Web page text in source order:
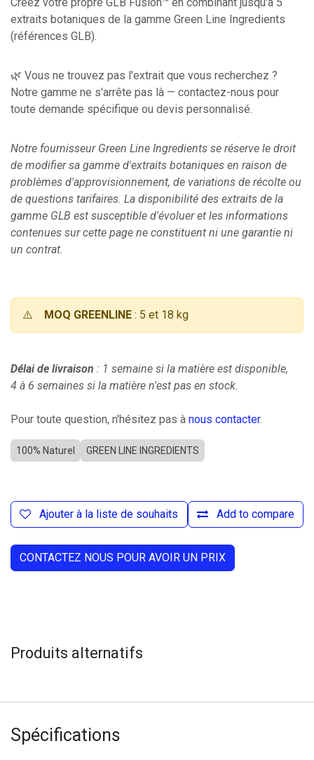
extraits botaniques de la gamme Green Line Ingredients
(références GLB).
🌿 Vous ne trouvez pas l'extrait que vous recherchez ?
Notre gamme ne s'arrête pas là — contactez-nous pour
toute demande spécifique ou devis personnalisé.
Notre fournisseur Green Line Ingredients se réserve le droit
de modifier sa gamme d'extraits botaniques en raison de
problèmes d'approvisionnement, de variations de récolte ou
de questions tarifaires. La disponibilité des extraits de la
gamme GLB est susceptible d'évoluer et les informations
contenues sur cette page ne constituent ni une garantie ni
un contrat.
⚠️ MOQ GREENLINE : 5 et 18 kg
Délai de livraison : 1 semaine si la matière est disponible,
4 à 6 semaines si la matière n'est pas en stock.
Pour toute question, n'hésitez pas à nous contacter.
100% Naturel GREEN LINE INGREDIENTS
Add to compare
Ajouter à la liste de souhaits
CONTACTEZ NOUS POUR AVOIR UN PRIX
Produits alternatifs
Spécifications